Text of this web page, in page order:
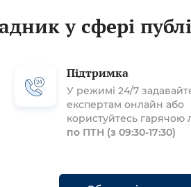
у сфері
Підтримка
У режимі 24/7
експертам онлайн або
користуйтесь гарячою
по ПТН (з 09:30-17:30)